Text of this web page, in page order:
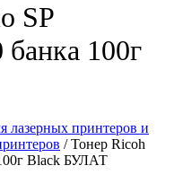
SP
100г
лазерных принтеров и
/ Тонер Ricoh
Black БУЛАТ